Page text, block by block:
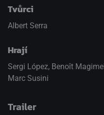
Tvůrci
Albert Serra
Hrají
Sergi López, Benoît Magimel
Marc Susini
Trailer